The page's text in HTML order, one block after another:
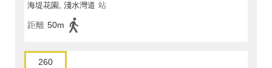
海堤花園, 淺水灣道 站
距離 50m
260